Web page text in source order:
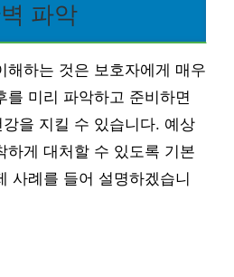
파악
해하는 것은 보호자에게 매우
를 미리 파악하고 준비하면
을 지킬 수 있습니다. 예상
하게 대처할 수 있도록 기본
사례를 들어 설명하겠습니